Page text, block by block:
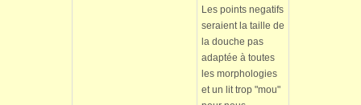
Les points negatifs
seraient la taille de
la douche pas
adaptée à toutes
les morphologies
et un lit trop "mou"